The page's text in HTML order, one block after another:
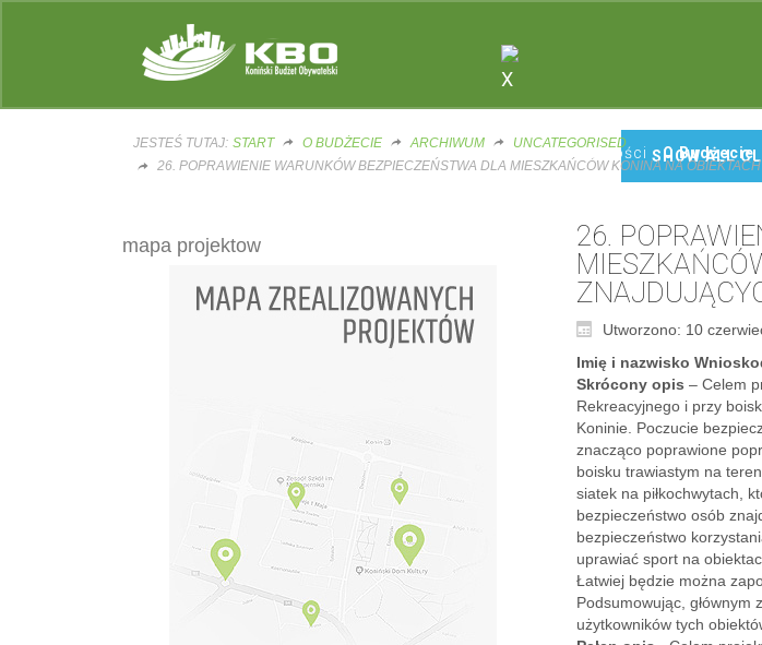
X
Start Aktualności O Budżecie
SHOW ALL
JESTEŚ TUTAJ: START O BUDŻECIE ARCHIWUM
UNCATEGORISED
26. POPRAWIENIE WARUNKÓW BEZPIECZEŃSTWA DLA MIESZKAŃCÓW KONINA NA
mapa projektow
26.
Utworzono: 10
Imię i nazwisko
Skrócony opis – Celem
Rekreacyjnego i przy
Koninie. Poczucie
znacząco poprawione
boisku trawiastym na
siatek na piłkochwytach,
bezpieczeństwo osób
bezpieczeństwo
uprawiać sport na
Łatwiej będzie można
Podsumowując,
użytkowników tych